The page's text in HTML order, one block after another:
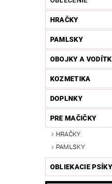
HRAČKY
PAMLSKY
OBOJKY A
KOZMETIKA
DOPLNKY
PRE MAČIČKY
HRAČKY
PAMLSKY
OBLIEKACIE